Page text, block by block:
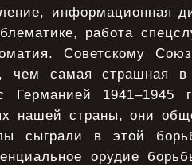
информационная
работа
Советскому
чем самая страшная в
1941–1945
нашей страны, они
сыграли в этой
орудие